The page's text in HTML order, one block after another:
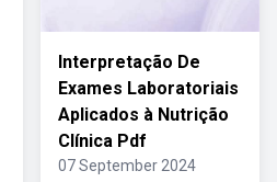
Interpretação De
Exames Laboratoriais
Aplicados à Nutrição
Clínica Pdf
07 September 2024